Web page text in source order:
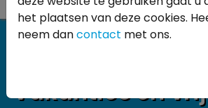
Vakanties en
het plaatsen van deze cookies.
neem dancontact met ons.